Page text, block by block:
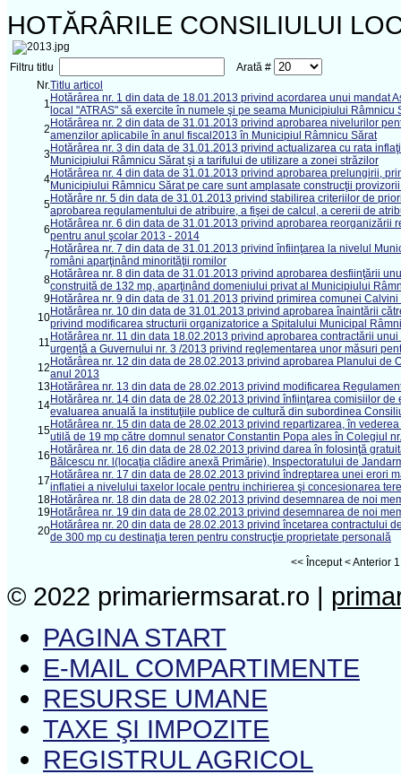
HOTĂRÂRILE CONSILIULUI
Filtru titlu
Arată #
Nr.Titlu articol
1 Hotărârea nr. 1 din data de 18.01.2013 privind acordarea unui
local "ATRAS" să exercite în numele şi pe seama Municipiului Râmnicu
2 Hotărârea nr. 2 din data de 31.01.2013 privind aprobarea nivelurilor
amenzilor aplicabile în anul fiscal2013 în Municipiul Râmnicu Sărat
3Hotărârea nr. 3 din data de 31.01.2013 privind actualizarea cu rata
Municipiului Râmnicu Sărat şi a tarifului de utilizare a zonei străzilor
4Hotărârea nr. 4 din data de 31.01.2013 privind aprobarea prelungirii,
Municipiului Râmnicu Sărat pe care sunt amplasate construcţii
5Hotărâre nr. 5 din data de 31.01.2013 privind stabilirea criteriilor de
aprobarea regulamentului de atribuire, a fişei de calcul, a cererii de
6 Hotărârea nr. 6 din data de 31.01.2013 privind aprobarea
pentru anul şcolar 2013 - 2014
7 Hotărârea nr. 7 din data de 31.01.2013 privind înfiinţarea la nivelul
români aparţinând minorităţii romilor
8Hotărârea nr. 8 din data de 31.01.2013 privind aprobarea desfiinţării
construită de 132 mp, aparţinând domeniului privat al Municipiului
9Hotărârea nr. 9 din data de 31.01.2013 privind primirea comunei
10Hotărârea nr. 10 din data de 31.01.2013 privind aprobarea înaintării
privind modificarea structurii organizatorice a Spitalului Municipal
11 Hotărârea nr. 11 din data 18.02.2013 privind aprobarea contractării
urgenţă a Guvernului nr. 3 /2013 privind reglementarea unor măsuri
12 Hotărârea nr. 12 din data de 28.02.2013 privind aprobarea Planului
anul 2013
13Hotărârea nr. 13 din data de 28.02.2013 privind modificarea
14Hotărârea nr. 14 din data de 28.02.2013 privind înfiinţarea comisiilor
evaluarea anuală la instituţiile publice de cultură din subordinea
15Hotărârea nr. 15 din data de 28.02.2013 privind repartizarea, în
utilă de 19 mp către domnul senator Constantin Popa ales în Colegiul
16 Hotărârea nr. 16 din data de 28.02.2013 privind darea în folosinţă
Bălcescu nr. l(locaţia clădire anexă Primărie), Inspectoratului de
17 Hotărârea nr. 17 din data de 28.02.2013 privind îndreptarea unei erori
inflatiei a nivelului taxelor locale pentru inchirierea şi concesionarea
18Hotărârea nr. 18 din data de 28.02.2013 privind desemnarea de noi
19Hotărârea nr. 19 din data de 28.02.2013 privind desemnarea de noi
20Hotărârea nr. 20 din data de 28.02.2013 privind încetarea contractului
de 300 mp cu destinaţia teren pentru construcţie proprietate personală
<< Început<Anterior 1
© 2022 primariermsarat.ro |
PAGINA START
E-MAIL COMPARTIMENTE
RESURSE UMANE
TAXE ŞI IMPOZITE
REGISTRUL AGRICOL